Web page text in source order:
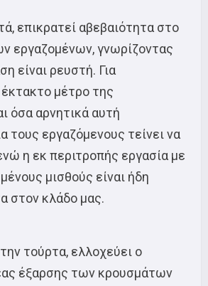
επικρατεί αβεβαιότητα στο
εργαζομένων, γνωρίζοντας
είναι ρευστή. Για
μέτρο της
όσα αρνητικά αυτή
τους εργαζόμενους τείνει να
η εκ περιτροπής εργασία με
μισθούς είναι ήδη
στον κλάδο μας.
τούρτα, ελλοχεύει ο
έξαρσης των κρουσμάτων